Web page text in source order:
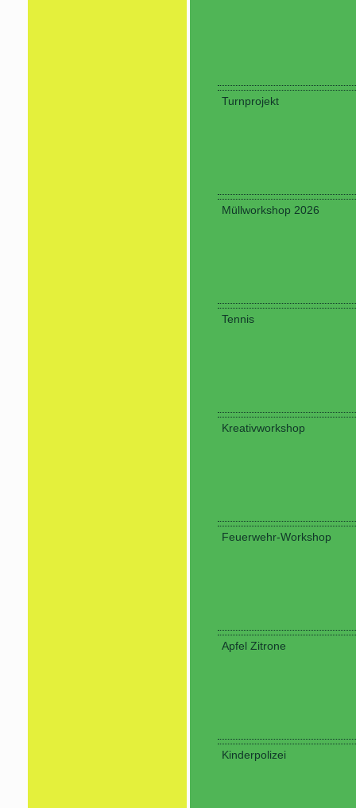
Turnprojekt
Müllworkshop 2026
Tennis
Kreativworkshop
Feuerwehr-Workshop
Apfel Zitrone
Kinderpolizei